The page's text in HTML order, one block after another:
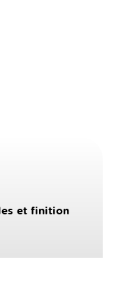
et finition